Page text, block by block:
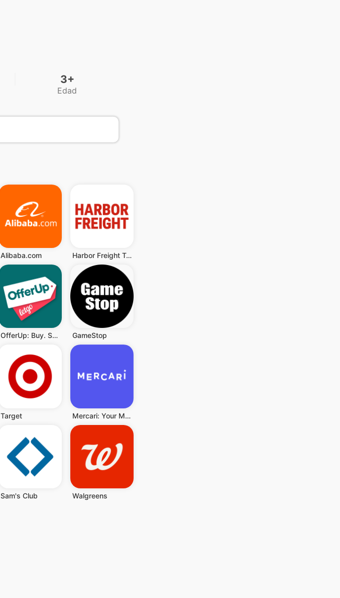
3+
Edad
Alibaba.com Harbor Freight Tools
OfferUp: Buy. Sell. Letgo. GameStop
Target Mercari: Your Marketplace
Sam's Club Walgreens